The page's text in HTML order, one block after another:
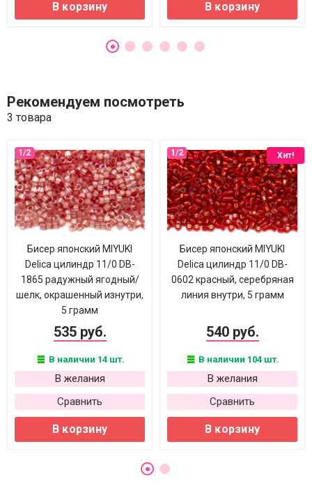
В корзину В корзину
Рекомендуем посмотреть
3 товара
Бисер японский MIYUKI
Delica цилиндр 11/0 DB-
1865 радужный ягодный/
шелк, окрашенный изнутри,
5 грамм
535 руб.
В наличии 14 шт.
В желания
Сравнить
В корзину
Хит!
Бисер японский MIYUKI
Delica цилиндр 11/0 DB-
0602 красный, серебряная
линия внутри, 5 грамм
540 руб.
В наличии 104 шт.
В желания
Сравнить
В корзину